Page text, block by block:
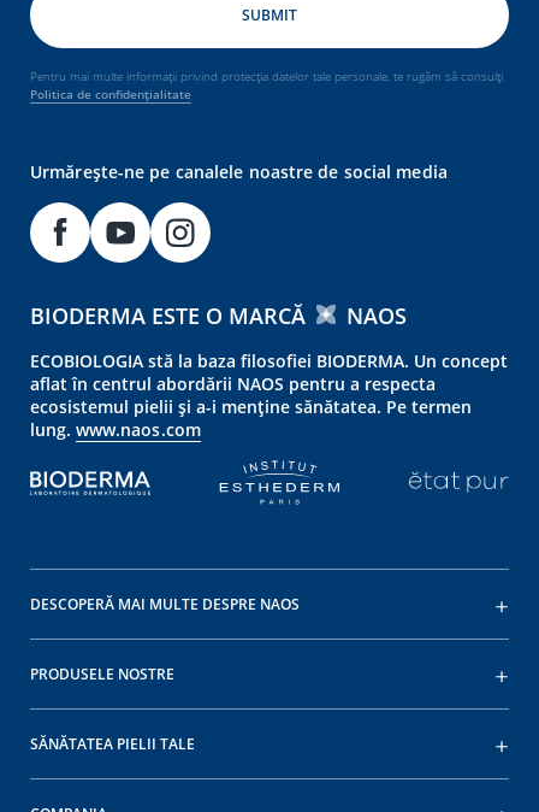
Pentru mai multe informații privind protecția datelor tale personale, te rugăm să consulți
Politica de confidențialitate
Urmărește-ne pe canalele noastre de social media
BIODERMA ESTE O MARCĂ NAOS
ECOBIOLOGIA stă la baza filosofiei BIODERMA. Un concept
aflat în centrul abordării NAOS pentru a respecta
ecosistemul pielii și a-i menține sănătatea. Pe termen
lung. www.naos.com
DESCOPERĂ MAI MULTE DESPRE NAOS
PRODUSELE NOSTRE
SĂNĂTATEA PIELII TALE